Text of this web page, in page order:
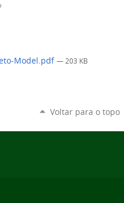
Model.pdf — 203 KB
Voltar para o topo